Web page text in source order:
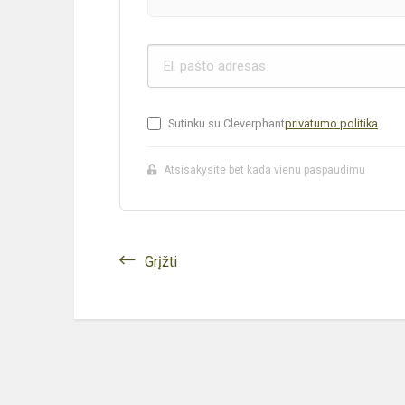
Sutinku su Cleverphantprivatumo politika
Atsisakysite bet kada vienu paspaudimu
Grįžti